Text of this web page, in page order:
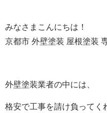
みなさまこんにちは！
京都市 外壁塗装 屋根塗装
外壁塗装業者の中には、
格安で工事を請け負ってく